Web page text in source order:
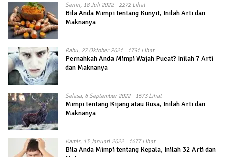
Senin, 18 Juli 2022 2272 Lihat
Bila Anda Mimpi tentang Kunyit, Inilah Arti dan
Maknanya
Rabu, 27 Oktober 2021 1791 Lihat
Pernahkah Anda Mimpi Wajah Pucat? Inilah 7 Arti
dan Maknanya
Selasa, 6 September 2022 1573 Lihat
Mimpi tentang Kijang atau Rusa, Inilah Arti dan
Maknanya
Kamis, 13 Januari 2022 1477 Lihat
Bila Anda Mimpi tentang Kepala, Inilah 32 Arti dan